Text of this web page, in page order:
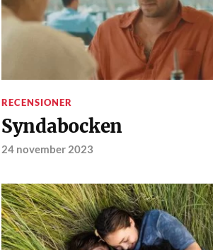
RECENSIONER
Syndabocken
24 november 2023